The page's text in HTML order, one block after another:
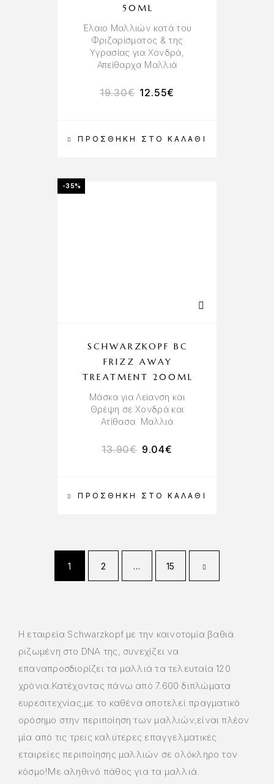
ΠΡΟΣΘΉΚΗ ΣΤΟ ΚΑΛΆΘΙ
50ML
Έλαιο Μαλλιών κατά του
Φριζαρίσματος & της
Υγρασίας για Χονδρά,
Απείθαρχα Μαλλιά
19.30€ 12.55€
-35%
ΠΡΟΣΘΉΚΗ ΣΤΟ ΚΑΛΆΘΙ
SCHWARZKOPF BC
FRIZZ AWAY
TREATMENT 200ML
Μάσκα για Λείανση και
Θρέψη σε Χονδρά και
Ατίθασα Μαλλιά
13.90€ 9.04€
1 2 … 15
Η εταιρεία Schwarzkopf με την καινοτομία βαθιά
ριζωμένη στο DNA της, συνεχίζει να
επαναπροσδιορίζει τα μαλλιά τα τελευταία 120
χρόνια.Κατέχοντας πάνω από 7.600 διπλώματα
ευρεσιτεχνίας,με το καθένα αποτελεί πραγματικό
ορόσημο στην περιποίηση των μαλλιών,είναι πλέον
μία από τις τρεις καλύτερες επαγγελματικές
εταιρείες περιποίησης μαλλιών σε ολόκληρο τον
κόσμο!Με αληθινό πάθος για τα μαλλιά.